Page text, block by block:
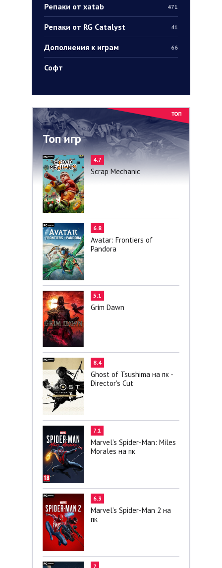
Репаки от xatab 471
Репаки от RG Catalyst 41
Дополнения к играм 66
Софт
Топ игр
4.7
Scrap Mechanic
6.8
Avatar: Frontiers of
Pandora
5.1
Grim Dawn
8.4
Ghost of Tsushima на пк -
Director's Cut
7.1
Marvel’s Spider-Man: Miles
Morales на пк
6.3
Marvel’s Spider-Man 2 на
пк
7